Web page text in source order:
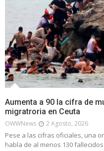
Aumenta a 90 la cifra de
migratroria en Ceuta
OWWNews 2 Agosto, 2026
Pese a las cifras oficiales, una
habla de al menos 130